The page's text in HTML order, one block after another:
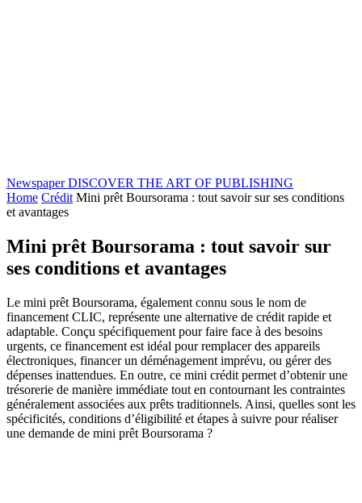
Newspaper DISCOVER THE ART OF PUBLISHING
Home Crédit Mini prêt Boursorama : tout savoir sur ses conditions
et avantages
Mini prêt Boursorama : tout savoir sur
ses conditions et avantages
Le mini prêt Boursorama, également connu sous le nom de
financement CLIC, représente une alternative de crédit rapide et
adaptable. Conçu spécifiquement pour faire face à des besoins
urgents, ce financement est idéal pour remplacer des appareils
électroniques, financer un déménagement imprévu, ou gérer des
dépenses inattendues. En outre, ce mini crédit permet d’obtenir une
trésorerie de manière immédiate tout en contournant les contraintes
généralement associées aux prêts traditionnels. Ainsi, quelles sont les
spécificités, conditions d’éligibilité et étapes à suivre pour réaliser
une demande de mini prêt Boursorama ?